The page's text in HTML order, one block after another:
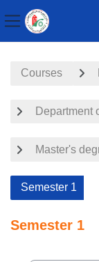
Side panel
Courses
Department
Master's
Semester 1
Semester 1